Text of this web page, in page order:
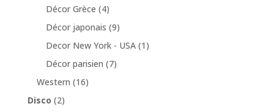
Décor Grèce (4)
Décor japonais (9)
Decor New York - USA (1)
Décor parisien (7)
Western (16)
Disco (2)